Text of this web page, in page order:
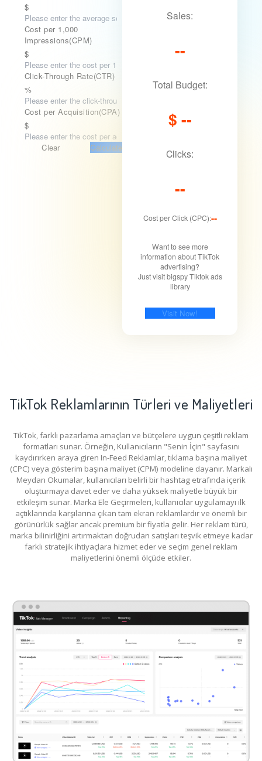
$
Cost per 1,000
Impressions(CPM)
$
Click-Through Rate(CTR)
%
Cost per Acquisition(CPA)
$
Clear
Calculate
Sales:
--
Total Budget:
$ --
Clicks:
--
Cost per Click (CPC):--
Want to see more
information about TikTok
advertising?
Just visit bigspy Tiktok ads
library
Visit Now!
TikTok Reklamlarının Türleri ve Maliyetleri
TikTok, farklı pazarlama amaçları ve bütçelere uygun çeşitli reklam
formatları sunar. Örneğin, Kullanıcıların "Senin İçin" sayfasını
kaydırırken araya giren In-Feed Reklamlar, tıklama başına maliyet
(CPC) veya gösterim başına maliyet (CPM) modeline dayanır. Markalı
Meydan Okumalar, kullanıcıları belirli bir hashtag etrafında içerik
oluşturmaya davet eder ve daha yüksek maliyetle büyük bir
etkileşim sunar. Marka Ele Geçirmeleri, kullanıcılar uygulamayı ilk
açtıklarında karşılarına çıkan tam ekran reklamlardır ve önemli bir
görünürlük sağlar ancak premium bir fiyatla gelir. Her reklam türü,
marka bilinirliğini artırmaktan doğrudan satışları teşvik etmeye kadar
farklı stratejik ihtiyaçlara hizmet eder ve seçim genel reklam
maliyetlerini önemli ölçüde etkiler.